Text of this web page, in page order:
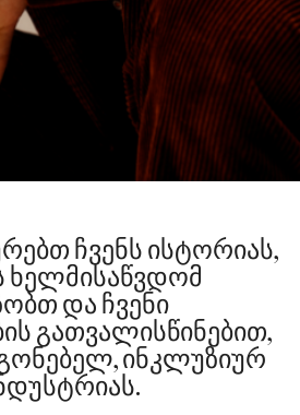
ჩვენს ისტორიას,
ხელმისაწვდომ
და ჩვენი
გათვალისწინებით,
ინკლუზიურ
0
1
2
3
4
5
0
1
2
3
0
1